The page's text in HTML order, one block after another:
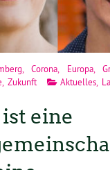
, Corona, Europa,
, Zukunft Aktuelles,
ist eine